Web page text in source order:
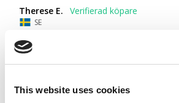
This website uses cookies
Therese E.
SE